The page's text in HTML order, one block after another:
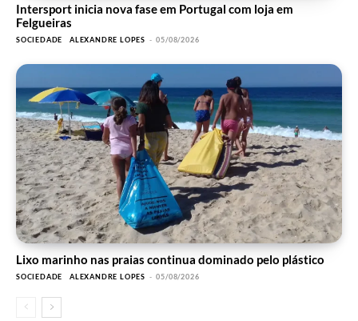
Intersport inicia nova fase em Portugal com loja em
Felgueiras
SOCIEDADE ALEXANDRE LOPES - 05/08/2026
Lixo marinho nas praias continua dominado pelo plástico
SOCIEDADE ALEXANDRE LOPES - 05/08/2026